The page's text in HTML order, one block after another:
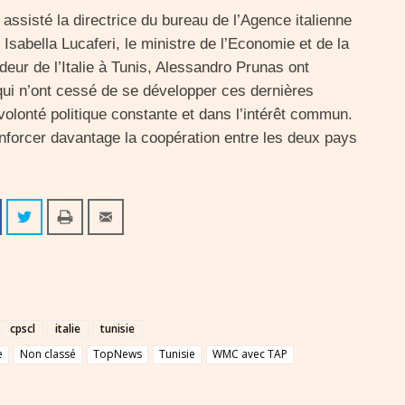
la directrice du bureau de l’Agence italienne
Lucaferi, le ministre de l’Economie et de la
de l’Italie à Tunis, Alessandro Prunas ont
n’ont cessé de se développer ces dernières
politique constante et dans l’intérêt commun.
davantage la coopération entre les deux pays
cpscl italie
tunisie
Non classé TopNews Tunisie WMC avec TAP